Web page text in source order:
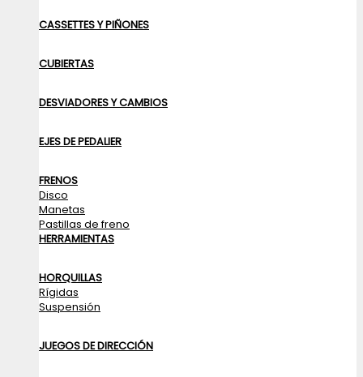
CASSETTES Y PIÑONES
CUBIERTAS
DESVIADORES Y CAMBIOS
EJES DE PEDALIER
FRENOS
Disco
Manetas
Pastillas de freno
HERRAMIENTAS
HORQUILLAS
Rígidas
Suspensión
JUEGOS DE DIRECCIÓN